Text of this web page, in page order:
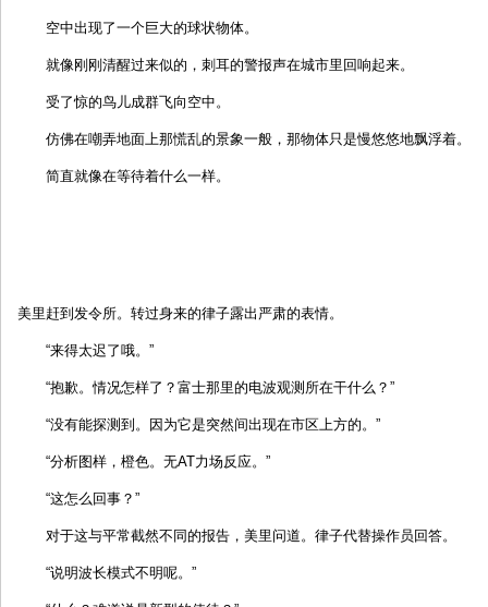
空中出现了一个巨大的球状物体。
就像刚刚清醒过来似的，刺耳的警报声在城市里回响起来。
受了惊的鸟儿成群飞向空中。
仿佛在嘲弄地面上那慌乱的景象一般，那物体只是慢悠悠地飘浮着。
简直就像在等待着什么一样。
美里赶到发令所。转过身来的律子露出严肃的表情。
“来得太迟了哦。”
“抱歉。情况怎样了？富士那里的电波观测所在干什么？”
“没有能探测到。因为它是突然间出现在市区上方的。”
“分析图样，橙色。无AT力场反应。”
“这怎么回事？”
对于这与平常截然不同的报告，美里问道。律子代替操作员回答。
“说明波长模式不明呢。”